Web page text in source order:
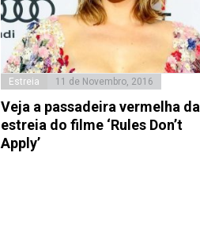
Estreia 11 de Novembro, 2016
Veja a passadeira vermelha da
estreia do filme ‘Rules Don’t
Apply’